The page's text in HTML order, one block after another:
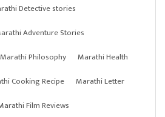
Detective stories
Adventure Stories
Marathi Philosophy
Marathi Health
Cooking Recipe
Marathi Letter
Film Reviews